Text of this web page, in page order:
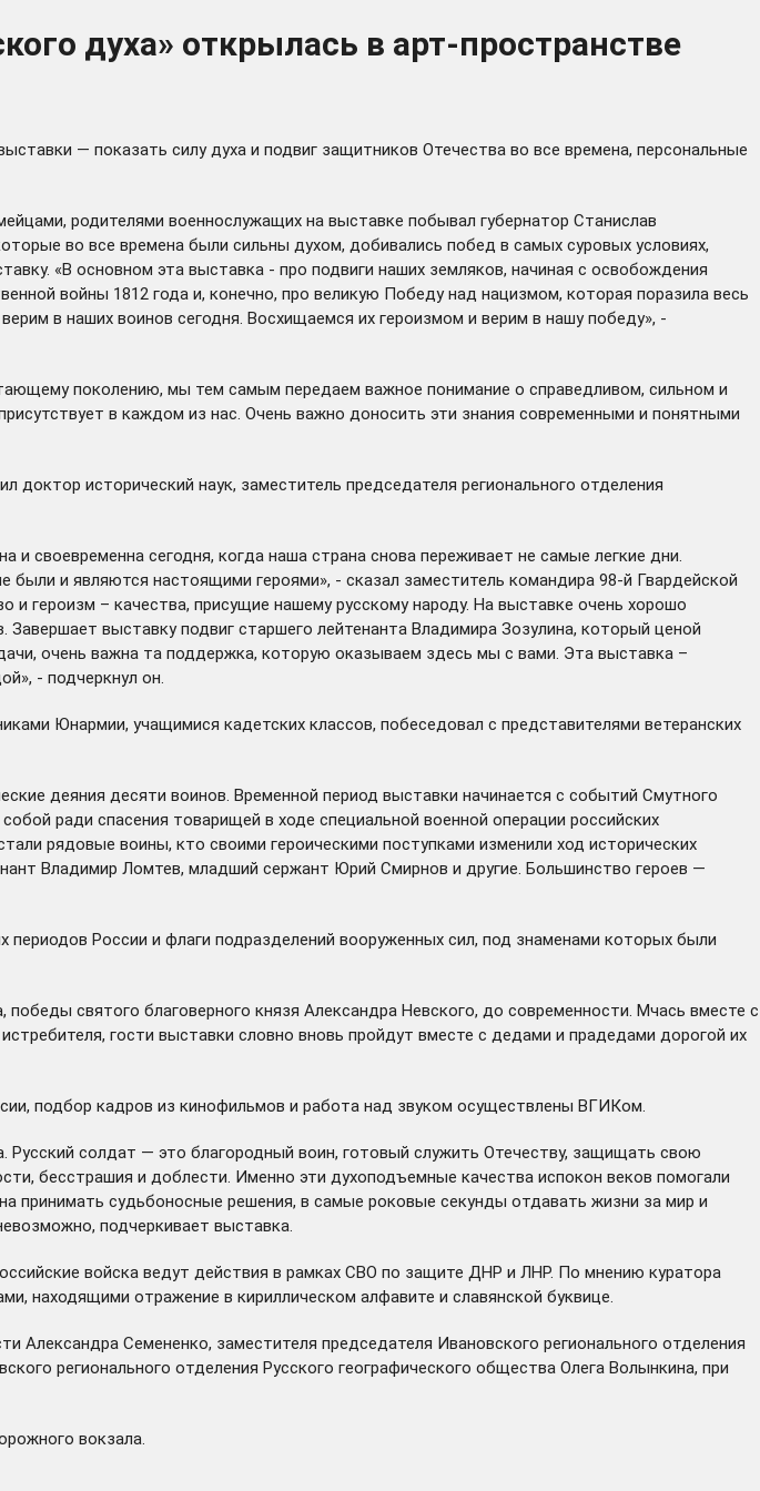
духа» открылась в арт-пространстве
— показать силу духа и подвиг защитников Отечества во все времена, персональные
родителями военнослужащих на выставке побывал губернатор Станислав
во все времена были сильны духом, добивались побед в самых суровых условиях,
«В основном эта выставка - про подвиги наших земляков, начиная с освобождения
войны 1812 года и, конечно, про великую Победу над нацизмом, которая поразила весь
в наших воинов сегодня. Восхищаемся их героизмом и верим в нашу победу», -
поколению, мы тем самым передаем важное понимание о справедливом, сильном и
в каждом из нас. Очень важно доносить эти знания современными и понятными
исторический наук, заместитель председателя регионального отделения
своевременна сегодня, когда наша страна снова переживает не самые легкие дни.
и являются настоящими героями», - сказал заместитель командира 98-й Гвардейской
героизм – качества, присущие нашему русскому народу. На выставке очень хорошо
выставку подвиг старшего лейтенанта Владимира Зозулина, который ценой
очень важна та поддержка, которую оказываем здесь мы с вами. Эта выставка –
- подчеркнул он.
Юнармии, учащимися кадетских классов, побеседовал с представителями ветеранских
деяния десяти воинов. Временной период выставки начинается с событий Смутного
ради спасения товарищей в ходе специальной военной операции российских
рядовые воины, кто своими героическими поступками изменили ход исторических
Владимир Ломтев, младший сержант Юрий Смирнов и другие. Большинство героев —
России и флаги подразделений вооруженных сил, под знаменами которых были
святого благоверного князя Александра Невского, до современности. Мчась вместе с
гости выставки словно вновь пройдут вместе с дедами и прадедами дорогой их
подбор кадров из кинофильмов и работа над звуком осуществлены ВГИКом.
солдат — это благородный воин, готовый служить Отечеству, защищать свою
бесстрашия и доблести. Именно эти духоподъемные качества испокон веков помогали
судьбоносные решения, в самые роковые секунды отдавать жизни за мир и
подчеркивает выставка.
войска ведут действия в рамках СВО по защите ДНР и ЛНР. По мнению куратора
находящими отражение в кириллическом алфавите и славянской буквице.
Александра Семененко, заместителя председателя Ивановского регионального отделения
регионального отделения Русского географического общества Олега Волынкина, при
вокзала.